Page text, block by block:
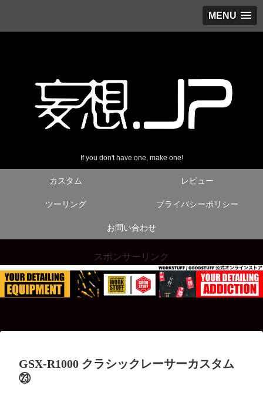
MENU
If you don't have one, make one!
カスタム レビュー
ツーリング プライバシーポリシー
お問い合わせ
スポンサーリンク
GSX-R1000 クラシックレーサーカスタム
㉓